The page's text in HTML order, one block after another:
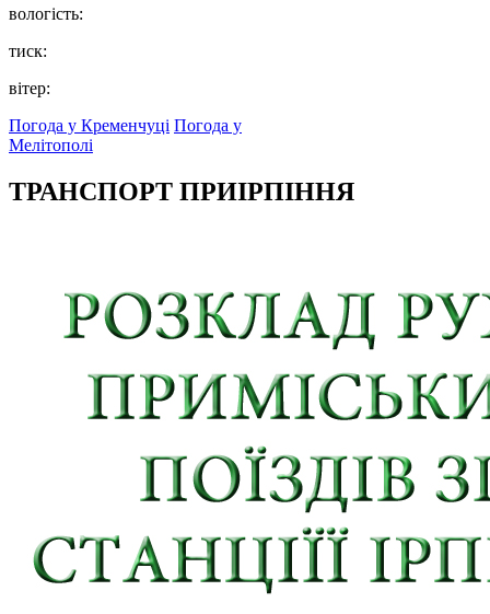
вологість:
тиск:
вітер:
Погода у Кременчуці Погода у
Мелітополі
ТРАНСПОРТ ПРИІРПІННЯ